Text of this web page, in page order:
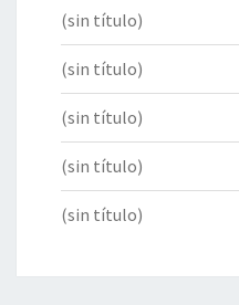
(sin título)
(sin título)
(sin título)
(sin título)
(sin título)